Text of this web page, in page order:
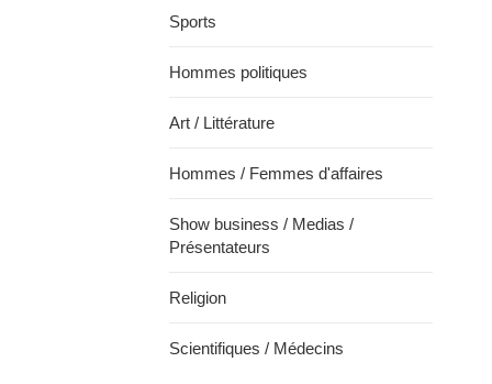
Sports
Hommes politiques
Art / Littérature
Hommes / Femmes d'affaires
Show business / Medias /
Présentateurs
Religion
Scientifiques / Médecins